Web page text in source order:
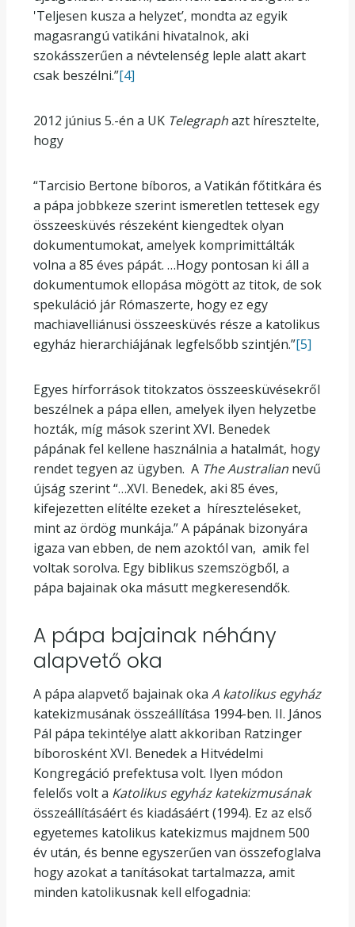
'Teljesen kusza a helyzet’, mondta az egyik
magasrangú vatikáni hivatalnok, aki
szokásszerűen a névtelenség leple alatt akart
csak beszélni.”[4]
2012 június 5.-én a UK Telegraphazt híresztelte,
hogy
“Tarcisio Bertone bíboros, a Vatikán főtitkára és
a pápa jobbkeze szerint ismeretlen tettesek egy
összeesküvés részeként kiengedtek olyan
dokumentumokat, amelyek komprimittálták
volna a 85 éves pápát. …Hogy pontosan ki áll a
dokumentumok ellopása mögött az titok, de sok
spekuláció jár Rómaszerte, hogy ez egy
machiavelliánusi összeesküvés része a katolikus
egyház hierarchiájának legfelsőbb szintjén.”[5]
Egyes hírforrások titokzatos összeesküvésekről
beszélnek a pápa ellen, amelyek ilyen helyzetbe
hozták, míg mások szerint XVI. Benedek
pápának fel kellene használnia a hatalmát, hogy
rendet tegyen az ügyben. A The Australian nevű
újság szerint “…XVI. Benedek, aki 85 éves,
kifejezetten elítélte ezeket a híreszteléseket,
mint az ördög munkája.” A pápának bizonyára
igaza van ebben, de nem azoktól van, amik fel
voltak sorolva. Egy biblikus szemszögből, a
pápa bajainak oka másutt megkeresendők.
A pápa bajainak néhány
alapvető oka
A pápa alapvető bajainak oka A katolikus egyház
katekizmusának összeállítása 1994-ben. II. János
Pál pápa tekintélye alatt akkoriban Ratzinger
bíborosként XVI. Benedek a Hitvédelmi
Kongregáció prefektusa volt. Ilyen módon
felelős volt a Katolikus egyház katekizmusának
összeállításáért és kiadásáért (1994). Ez az első
egyetemes katolikus katekizmus majdnem 500
év után, és benne egyszerűen van összefoglalva
hogy azokat a tanításokat tartalmazza, amit
minden katolikusnak kell elfogadnia: